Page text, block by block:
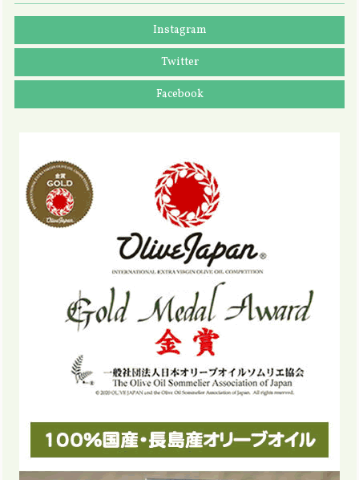
Instagram
Twitter
Facebook